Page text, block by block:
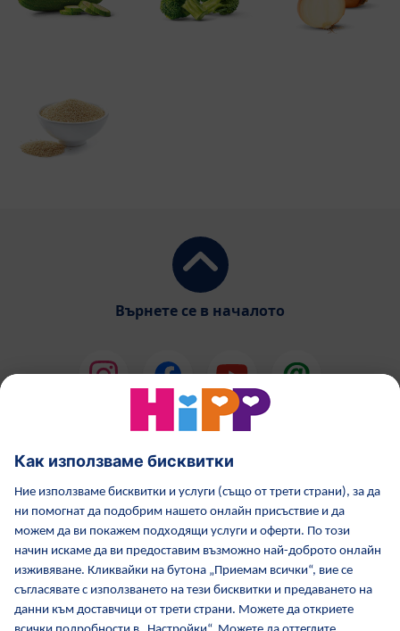
Върнете се в началото
Грижа за кожата от HiPP
HiPP по време бременност
Политика за поверителност
Общи условия
Отпечатване
Повече за HiPP Контакти